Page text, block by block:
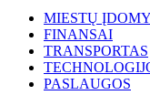
MIESTŲ
FINANSAI
TRANSPORTAS
PASLAUGOS